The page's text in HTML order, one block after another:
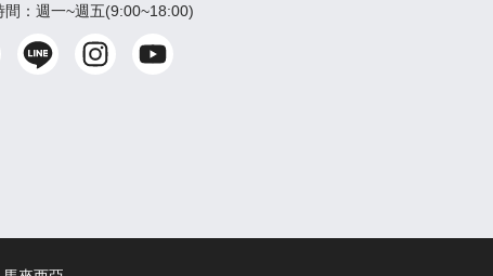
間：週一~週五(9:00~18:00)